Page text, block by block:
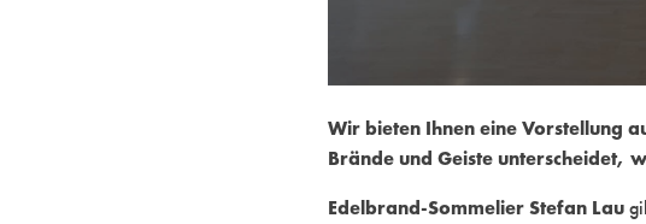
Wir bieten Ihnen eine Vorstellung
Brände und Geiste unterscheidet,
Edelbrand-Sommelier Stefan Lau